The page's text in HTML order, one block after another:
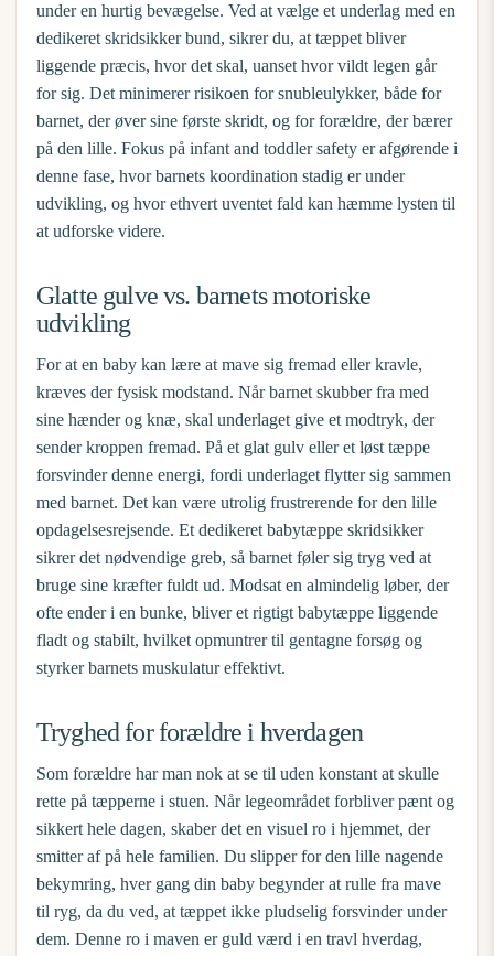
under en hurtig bevægelse. Ved at vælge et underlag med en
dedikeret skridsikker bund, sikrer du, at tæppet bliver
liggende præcis, hvor det skal, uanset hvor vildt legen går
for sig. Det minimerer risikoen for snubleulykker, både for
barnet, der øver sine første skridt, og for forældre, der bærer
på den lille. Fokus på infant and toddler safety er afgørende i
denne fase, hvor barnets koordination stadig er under
udvikling, og hvor ethvert uventet fald kan hæmme lysten til
at udforske videre.
Glatte gulve vs. barnets motoriske
udvikling
For at en baby kan lære at mave sig fremad eller kravle,
kræves der fysisk modstand. Når barnet skubber fra med
sine hænder og knæ, skal underlaget give et modtryk, der
sender kroppen fremad. På et glat gulv eller et løst tæppe
forsvinder denne energi, fordi underlaget flytter sig sammen
med barnet. Det kan være utrolig frustrerende for den lille
opdagelsesrejsende. Et dedikeret babytæppe skridsikker
sikrer det nødvendige greb, så barnet føler sig tryg ved at
bruge sine kræfter fuldt ud. Modsat en almindelig løber, der
ofte ender i en bunke, bliver et rigtigt babytæppe liggende
fladt og stabilt, hvilket opmuntrer til gentagne forsøg og
styrker barnets muskulatur effektivt.
Tryghed for forældre i hverdagen
Som forældre har man nok at se til uden konstant at skulle
rette på tæpperne i stuen. Når legeområdet forbliver pænt og
sikkert hele dagen, skaber det en visuel ro i hjemmet, der
smitter af på hele familien. Du slipper for den lille nagende
bekymring, hver gang din baby begynder at rulle fra mave
til ryg, da du ved, at tæppet ikke pludselig forsvinder under
dem. Denne ro i maven er guld værd i en travl hverdag,